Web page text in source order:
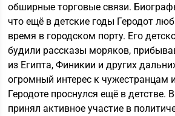
обширные торговые связи.
что ещё в детские годы Геродот
время в городском порту. Его
будили рассказы моряков,
из Египта, Финикии и других
огромный интерес к чужестранцам
Геродоте проснулся ещё в детстве.
принял активное участие в